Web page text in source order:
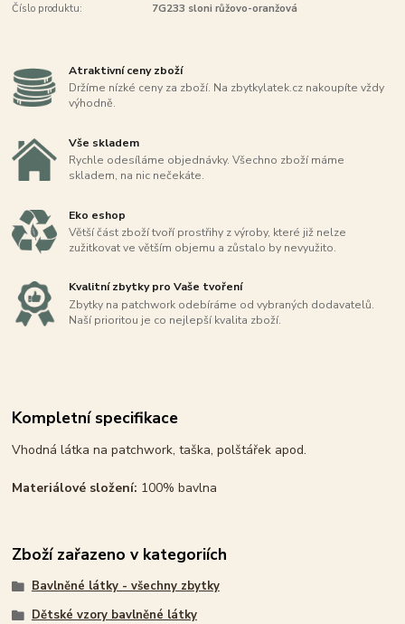
Číslo produktu: 7G233 sloni růžovo-oranžová
Atraktivní ceny zboží
Držíme nízké ceny za zboží. Na zbytkylatek.cz nakoupíte vždy
výhodně.
Vše skladem
Rychle odesíláme objednávky. Všechno zboží máme
skladem, na nic nečekáte.
Eko eshop
Větší část zboží tvoří prostřihy z výroby, které již nelze
zužitkovat ve větším objemu a zůstalo by nevyužito.
Kvalitní zbytky pro Vaše tvoření
Zbytky na patchwork odebíráme od vybraných dodavatelů.
Naší prioritou je co nejlepší kvalita zboží.
Kompletní specifikace
Vhodná látka na patchwork, taška, polštářek apod.
Materiálové složení: 100% bavlna
Zboží zařazeno v kategoriích
Bavlněné látky - všechny zbytky
Dětské vzory bavlněné látky